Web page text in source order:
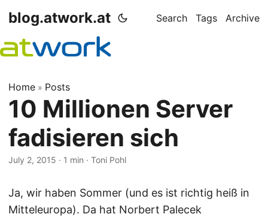
blog.atwork.at Search Tags Archive
Home » Posts
10 Millionen Server
fadisieren sich
July 2, 2015 · 1 min · Toni Pohl
Ja, wir haben Sommer (und es ist richtig heiß in
Mitteleuropa). Da hat Norbert Palecek